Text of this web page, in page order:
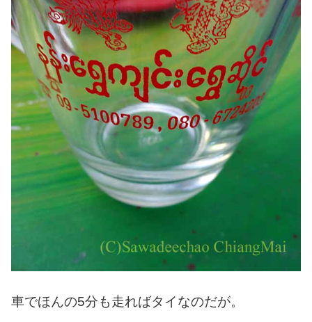
車でほんの5分も走ればタイなのだが。